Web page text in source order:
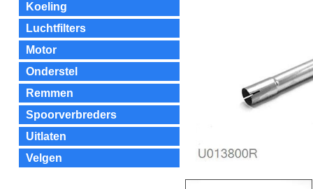
Koeling
Luchtfilters
Motor
Onderstel
Remmen
Spoorverbreders
Uitlaten
Velgen